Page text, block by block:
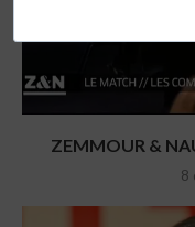
ZEMMOUR &
8